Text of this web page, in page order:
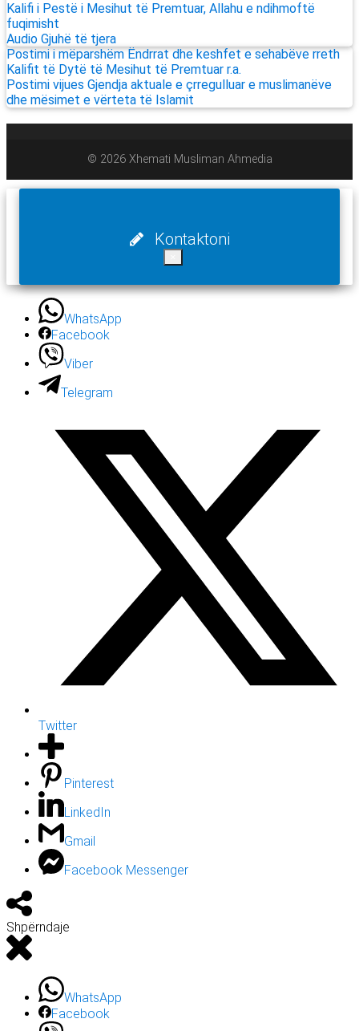
Kalifi i Pestë i Mesihut të Premtuar, Allahu e ndihmoftë
fuqimisht
Audio Gjuhë të tjera
Postimi i mëparshëm Ëndrrat dhe keshfet e sehabëve rreth
Kalifit të Dytë të Mesihut të Premtuar r.a.
Postimi vijues Gjendja aktuale e çrregulluar e muslimanëve
dhe mësimet e vërteta të Islamit
© 2026 Xhemati Musliman Ahmedia
Kontaktoni
WhatsApp
Facebook
Viber
Telegram
Twitter
Pinterest
LinkedIn
Gmail
Facebook Messenger
Shpërndaje
WhatsApp
Facebook